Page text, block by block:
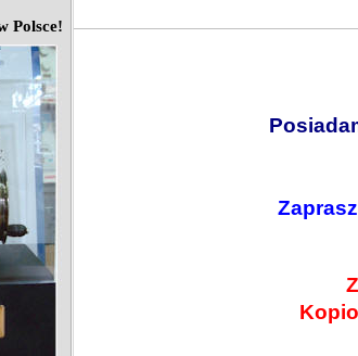
Polsce!